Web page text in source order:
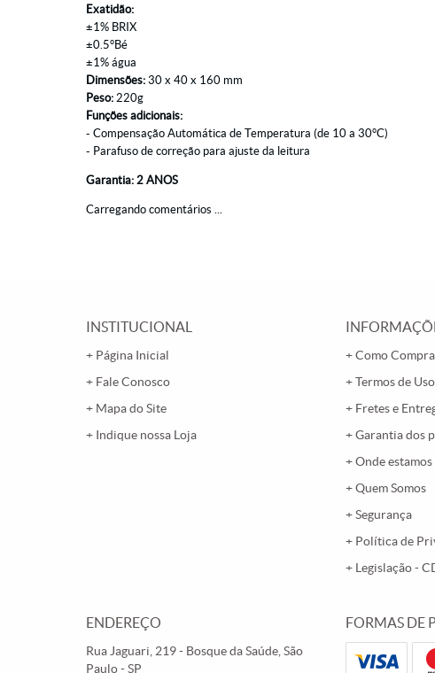
Exatidão:
±1% BRIX
±0.5°Bé
±1% água
Dimensões: 30 x 40 x 160 mm
Peso: 220g
Funções adicionais:
- Compensação Automática de Temperatura (de 10 a 30°C)
- Parafuso de correção para ajuste da leitura
Garantia: 2 ANOS
Carregando comentários ...
INSTITUCIONAL
Página Inicial
Fale Conosco
Mapa do Site
Indique nossa Loja
Como
Termos de Uso
Fretes e
Garantia dos
Onde estamos
Quem Somos
Segurança
Política de
Legislação -
ENDEREÇO
Rua Jaguari, 219- Bosque da Saúde, São
Paulo-SP
FORMAS DE